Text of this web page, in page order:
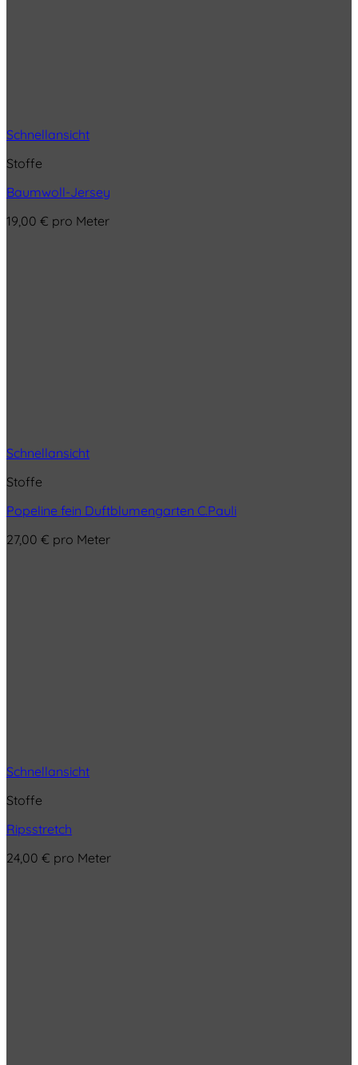
Schnellansicht
Stoffe
Baumwoll-Jersey
19,00 € pro Meter
Schnellansicht
Stoffe
Popeline fein Duftblumengarten C.Pauli
27,00 € pro Meter
Schnellansicht
Stoffe
Ripsstretch
24,00 € pro Meter